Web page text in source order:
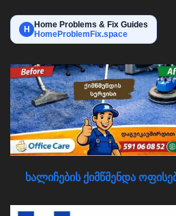
H
Home Problems & Fix Guides
HomeProblemFix.space
ხალიჩების ქიმწმენდა